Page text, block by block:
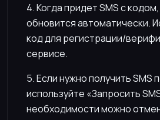
4. Когда придет SMS с
обновится автоматически.
код для регистрации/
сервисе.
5. Если нужно получить SMS
используйте «Запросить
необходимости можно